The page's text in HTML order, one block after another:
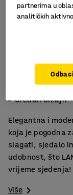
Elegantna i
Prikladna za
Uredan dizajn
Elegantna i
koja je pogodna
slagati, sjedalo
udobnost, što
vrijeme sjedenja!
Više
partnerima u
analitičkih